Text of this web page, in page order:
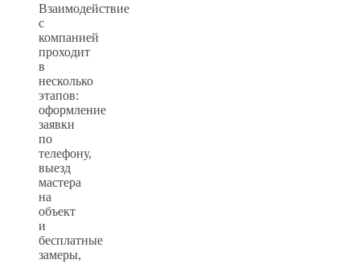
Взаимодействие
с
компанией
проходит
в
несколько
этапов:
оформление
заявки
по
телефону,
выезд
мастера
на
объект
и
бесплатные
замеры,